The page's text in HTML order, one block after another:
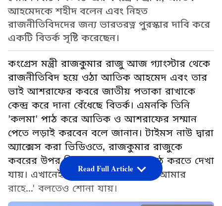
আহমেদকে শহীদ বলেন এবং নিহত
রাজনীতিবিদদের জন্য ভারতরত্ন পুরস্কার দাবি করে
একটি বিতর্ক সৃষ্টি করেছেন।
কংগ্রেস মন্ত্রী রাজকুমার রাজু আজ গ্যাংস্টার থেকে
রাজনীতিবিদ হয়ে ওঠা আতিক আহমেদ এবং তার
ভাই আশরাফের কবরে জাতীয় পতাকা রাখাকে
কেন্দ্র করে দানা বেঁধেছে বিতর্ক। এমনকি তিনি
'কলমা' পাঠ করে আতিক ও আশরাফের সম্মান
পেতে লড়াই করবেন বলে জানান। টাইমস নাউ দ্বারা
অ্যাক্সেস করা ভিডিওতে, রাজকুমার রাজুকে
কবরের উপর তিরাঙ্গা রেখে কলমা পাঠ করতে দেখা
যায়। এখানেই শেষ নয়, 'আতিক ভাই আমার
রাহে...' বলতেও শোনা যায়।
Read Full Article